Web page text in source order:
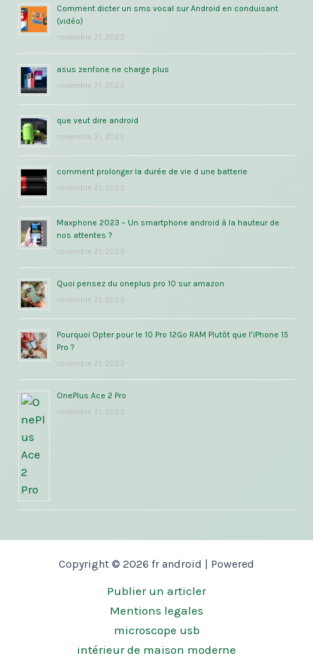
Comment dicter un sms vocal sur Android en conduisant
(vidéo)
novembre 21, 2023
asus zenfone ne charge plus
novembre 21, 2023
que veut dire android
novembre 21, 2023
comment prolonger la durée de vie d une batterie
novembre 21, 2023
Maxphone 2023 – Un smartphone android à la hauteur de
nos attentes ?
novembre 21, 2023
Quoi pensez du oneplus pro 10 sur amazon
novembre 21, 2023
Pourquoi Opter pour le 10 Pro 12Go RAM Plutôt que l’iPhone 15
Pro ?
novembre 21, 2023
OnePlus Ace 2 Pro
novembre 21, 2023
Copyright © 2026 fr android | Powered
Publier un articler
Mentions legales
microscope usb
intérieur de maison moderne